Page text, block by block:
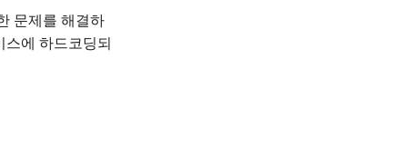
문제를 해결하
스에 하드코딩되